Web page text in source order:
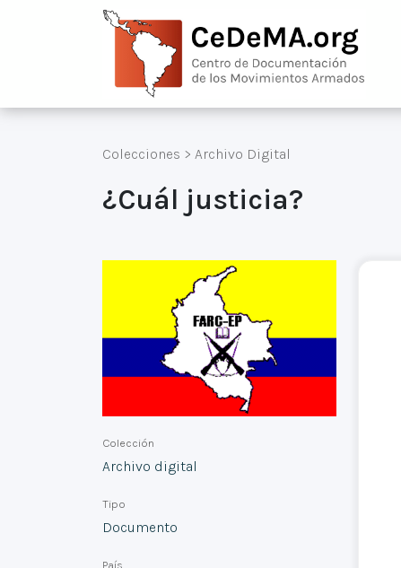
Colecciones > Archivo Digital
¿Cuál justicia?
Colección
Archivo digital
Tipo
Documento
País